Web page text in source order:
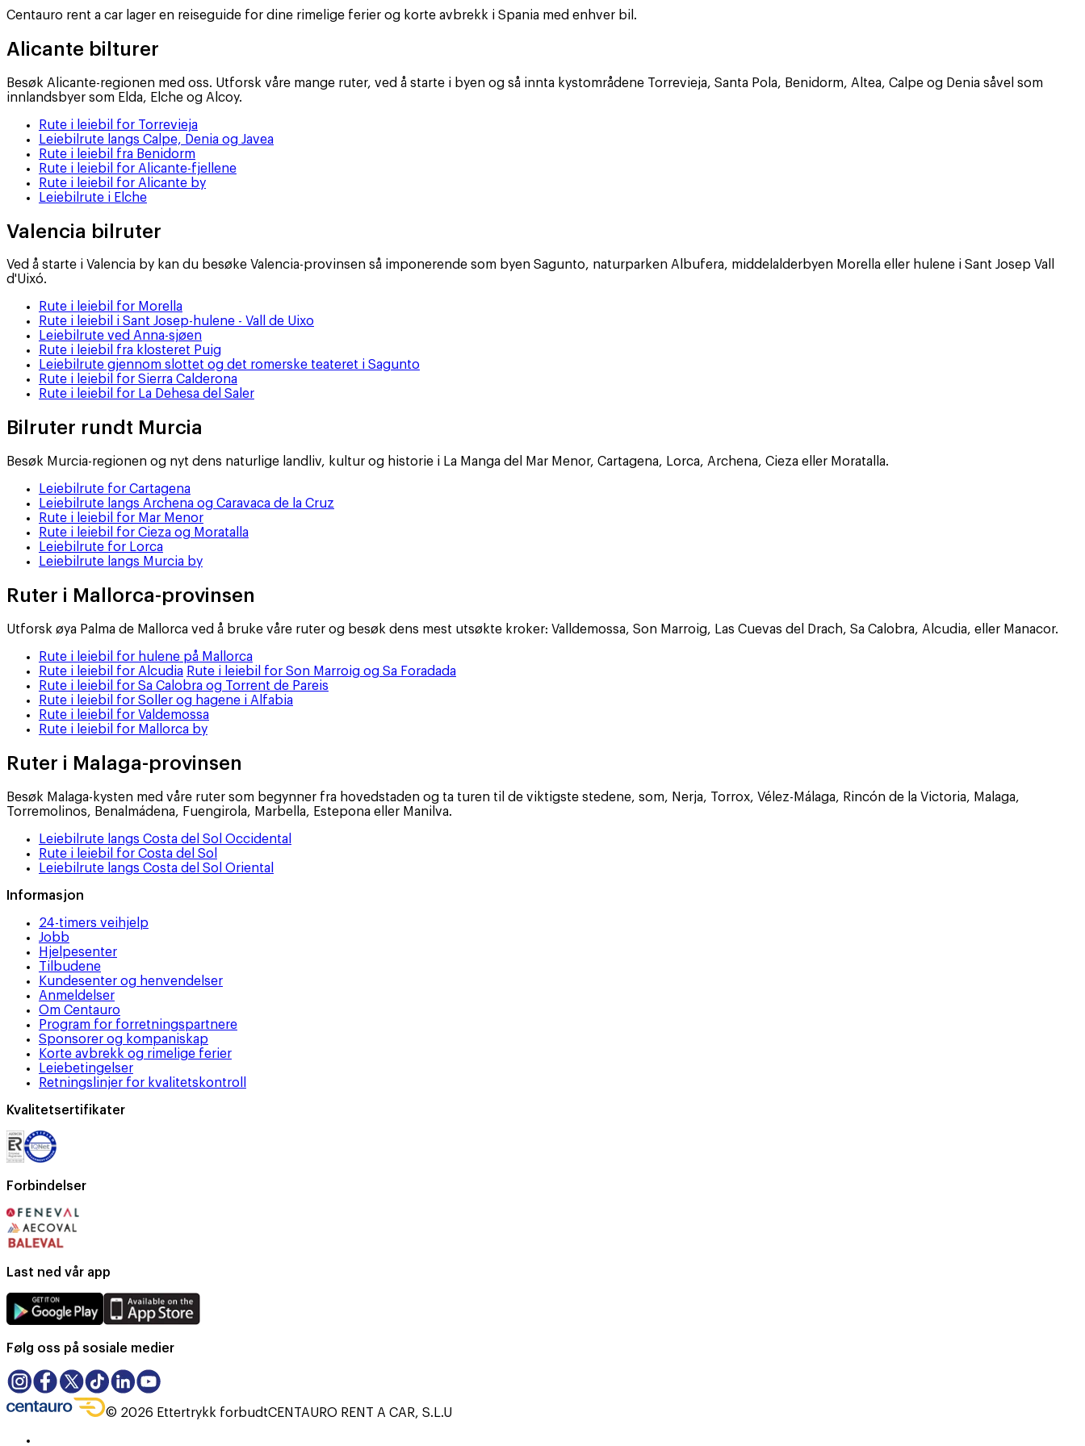
Centauro rent a car lager en reiseguide for dine rimelige ferier og korte avbrekk i Spania med enhver bil.
Alicante bilturer
Besøk Alicante-regionen med oss. Utforsk våre mange ruter, ved å starte i byen og så innta kystområdene Torrevieja, Santa Pola, Benidorm, Altea, Calpe og Denia såvel som
innlandsbyer som Elda, Elche og Alcoy.
Rute i leiebil for Torrevieja
Leiebilrute langs Calpe, Denia og Javea
Rute i leiebil fra Benidorm
Rute i leiebil for Alicante-fjellene
Rute i leiebil for Alicante by
Leiebilrute i Elche
Valencia bilruter
Ved å starte i Valencia by kan du besøke Valencia-provinsen så imponerende som byen Sagunto, naturparken Albufera, middelalderbyen Morella eller hulene i Sant Josep Vall
d'Uixó.
Rute i leiebil for Morella
Rute i leiebil i Sant Josep-hulene - Vall de Uixo
Leiebilrute ved Anna-sjøen
Rute i leiebil fra klosteret Puig
Leiebilrute gjennom slottet og det romerske teateret i Sagunto
Rute i leiebil for Sierra Calderona
Rute i leiebil for La Dehesa del Saler
Bilruter rundt Murcia
Besøk Murcia-regionen og nyt dens naturlige landliv, kultur og historie i La Manga del Mar Menor, Cartagena, Lorca, Archena, Cieza eller Moratalla.
Leiebilrute for Cartagena
Leiebilrute langs Archena og Caravaca de la Cruz
Rute i leiebil for Mar Menor
Rute i leiebil for Cieza og Moratalla
Leiebilrute for Lorca
Leiebilrute langs Murcia by
Ruter i Mallorca-provinsen
Utforsk øya Palma de Mallorca ved å bruke våre ruter og besøk dens mest utsøkte kroker: Valldemossa, Son Marroig, Las Cuevas del Drach, Sa Calobra, Alcudia, eller Manacor.
Rute i leiebil for hulene på Mallorca
Rute i leiebil for Alcudia Rute i leiebil for Son Marroig og Sa Foradada
Rute i leiebil for Sa Calobra og Torrent de Pareis
Rute i leiebil for Soller og hagene i Alfabia
Rute i leiebil for Valdemossa
Rute i leiebil for Mallorca by
Ruter i Malaga-provinsen
Besøk Malaga-kysten med våre ruter som begynner fra hovedstaden og ta turen til de viktigste stedene, som, Nerja, Torrox, Vélez-Málaga, Rincón de la Victoria, Malaga,
Torremolinos, Benalmádena, Fuengirola, Marbella, Estepona eller Manilva.
Leiebilrute langs Costa del Sol Occidental
Rute i leiebil for Costa del Sol
Leiebilrute langs Costa del Sol Oriental
Informasjon
24-timers veihjelp
Jobb
Hjelpesenter
Tilbudene
Kundesenter og henvendelser
Anmeldelser
Om Centauro
Program for forretningspartnere
Sponsorer og kompaniskap
Korte avbrekk og rimelige ferier
Leiebetingelser
Retningslinjer for kvalitetskontroll
Kvalitetsertifikater
Forbindelser
Last ned vår app
Følg oss på sosiale medier
© 2026 Ettertrykk forbudtCENTAURO RENT A CAR, S.L.U